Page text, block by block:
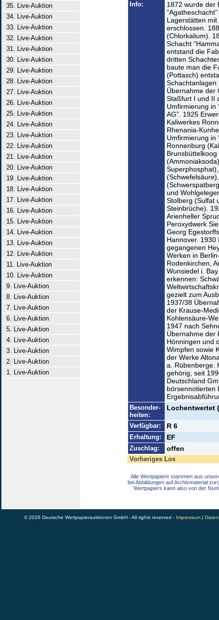
35. Live-Auktion
34. Live-Auktion
33. Live-Auktion
32. Live-Auktion
31. Live-Auktion
30. Live-Auktion
29. Live-Auktion
28. Live-Auktion
27. Live-Auktion
26. Live-Auktion
25. Live-Auktion
24. Live-Auktion
23. Live-Auktion
22. Live-Auktion
21. Live-Auktion
20. Live-Auktion
19. Live-Auktion
18. Live-Auktion
17. Live-Auktion
16. Live-Auktion
15. Live-Auktion
14. Live-Auktion
13. Live-Auktion
12. Live-Auktion
11. Live-Auktion
10. Live-Auktion
9. Live-Auktion
8. Live-Auktion
7. Live-Auktion
6. Live-Auktion
5. Live-Auktion
4. Live-Auktion
3. Live-Auktion
2. Live-Auktion
1. Live-Auktion
Info:
1872 wurde der
Lagerstätten
erschlossen.
(Chlorkalium).
Schacht
entstand die
dritten
baute man die
(Pottasch)
Schachtanlagen
Übernahme der
Staßfurt I und II
Umfirmierung in
AG”. 1925
Kaliwerkes
Rhenania-
Umfirmierung in
Ronnenburg
und
Stolberg (Sulfat
Steinbrüche).
Arienheller
Peroxydwerk
Georg
Hannover. 1930
gegangenen
Werken in
Rodenkirchen,
Wunsiedel i.
erkennen:
gezielt zum
1937/38
der Krause-
Kohlensäure-
1947 nach
Übernahme der
Hönningen und
Wimpfen sowie
der Werke
a. Rübenberge.
gehörig, seit
Deutschland
börsennotierten
Besonder-
heiten:
Lochentwertet
Verfügbar: R 6
Erhaltung: EF
Zuschlag: offen
Vorheriges Los
Alle Wertpapiere stammen aus
bei Abbildungen auf Archivmaterial
Wertpapiers kann also von der
© 2026 Deutsche Wertpapierauktionen GmbH - All rights reserved - Impressum|